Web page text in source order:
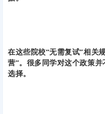
在这些院校“无需复试”相关
营”。很多同学对这个政策
选择。